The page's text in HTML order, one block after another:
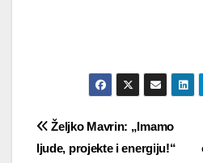
Navigacija
Željko Mavrin: „Imamo
ljude, projekte i energiju!“